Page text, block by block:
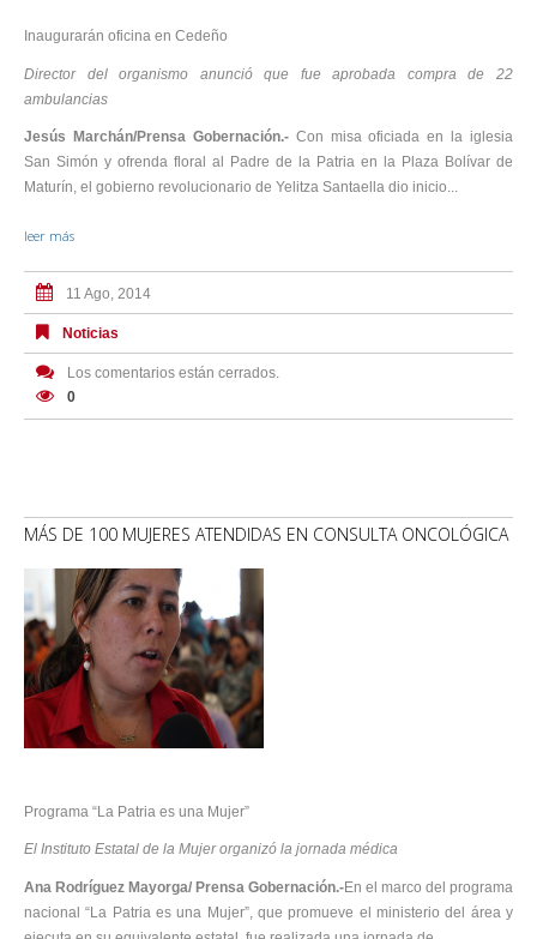
Inaugurarán oficina en Cedeño
Director del organismo anunció que fue aprobada compra de 22
ambulancias
Jesús Marchán/Prensa Gobernación.- Con misa oficiada en la iglesia
San Simón y ofrenda floral al Padre de la Patria en la Plaza Bolívar de
Maturín, el gobierno revolucionario de Yelitza Santaella dio inicio...
leer más
11 Ago, 2014
Noticias
Los comentarios están cerrados.
0
MÁS DE 100 MUJERES ATENDIDAS EN CONSULTA ONCOLÓGICA
Programa “La Patria es una Mujer”
El Instituto Estatal de la Mujer organizó la jornada médica
Ana Rodríguez Mayorga/ Prensa Gobernación.-En el marco del programa
nacional “La Patria es una Mujer”, que promueve el ministerio del área y